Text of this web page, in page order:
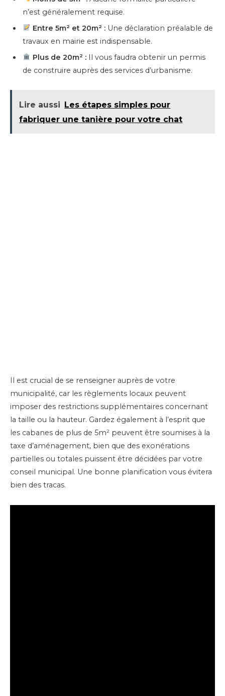
n’est généralement requise.
Entre 5m² et 20m² : Une déclaration préalable de
travaux en mairie est indispensable.
Plus de 20m² : Il vous faudra obtenir un permis
de construire auprès des services d’urbanisme.
Lire aussi Les étapes simples pour
fabriquer une tanière pour votre chat
Il est crucial de se renseigner auprès de votre
municipalité, car les règlements locaux peuvent
imposer des restrictions supplémentaires concernant
la taille ou la hauteur. Gardez également à l’esprit que
les cabanes de plus de 5m² peuvent être soumises à la
taxe d’aménagement, bien que des exonérations
partielles ou totales puissent être décidées par votre
conseil municipal. Une bonne planification vous évitera
bien des tracas.